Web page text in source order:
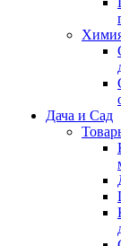
Дача и Сад